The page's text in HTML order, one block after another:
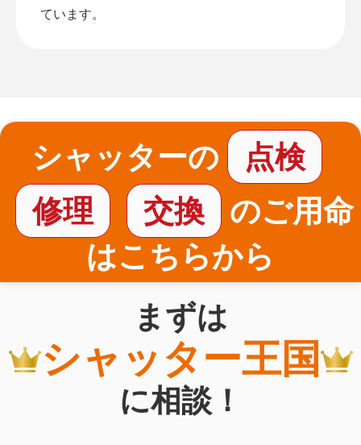
ています。
シャッターの
点検
修理
交換
のご用命
はこちらから
まずは
シャッター王国
に相談！